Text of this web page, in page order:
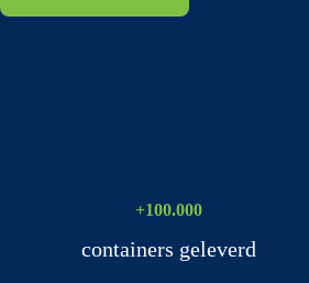
+100.000
containers geleverd